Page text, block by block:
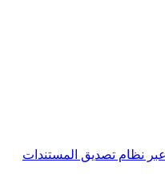
عبر نظام تصديق المستندات